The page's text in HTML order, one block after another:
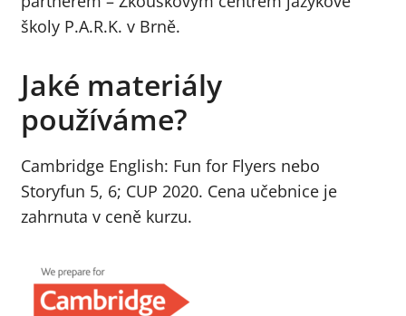
školy P.A.R.K. v Brně.
Jaké materiály
používáme?
Cambridge English: Fun for Flyers nebo
Storyfun 5, 6; CUP 2020. Cena učebnice je
zahrnuta v ceně kurzu.